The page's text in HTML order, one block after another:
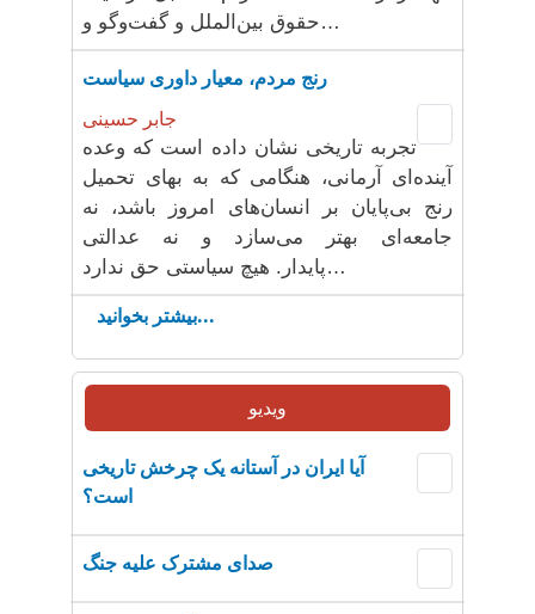
حقوق بین‌الملل و گفت‌وگو و…
رنج مردم، معیار داوری سیاست
جابر حسینی
تجربه تاریخی نشان داده است که وعده
آینده‌ای آرمانی، هنگامی که به بهای تحمیل
رنج بی‌پایان بر انسان‌های امروز باشد، نه
جامعه‌ای بهتر می‌سازد و نه عدالتی
پایدار. هیچ سیاستی حق ندارد…
بیشتر بخوانید...
ویدیو
آیا ایران در آستانه یک چرخش تاریخی
است؟
صدای مشترک علیه جنگ